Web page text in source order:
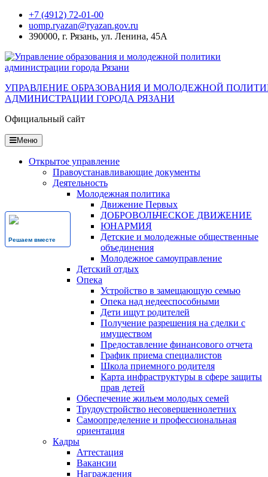
Перейти
содержанию
+7 (4912) 72-01-00
uomp.ryazan@ryazan.gov.ru
390000, г. Рязань, ул. Ленина, 45А
Решаем вместе
УПРАВЛЕНИЕ ОБРАЗОВАНИЯ И МОЛОДЕЖНОЙ
АДМИНИСТРАЦИИ ГОРОДА РЯЗАНИ
Официальный сайт
Меню
Открытое управление
Правоустанавливающие документы
Деятельность
Молодежная политика
Движение Первых
ДОБРОВОЛЬЧЕСКОЕ ДВИЖЕНИЕ
ЮНАРМИЯ
Детские и молодежные общественные
объединения
Молодежное самоуправление
Детский отдых
Опека
Устройство в замещающую семью
Опека над недееспособными
Дети ищут родителей
Получение разрешения на сделки с
имуществом
Предоставление финансового отчета
График приема специалистов
Школа приемного родителя
Карта инфраструктуры в сфере защиты
прав детей
Обеспечение жильем молодых семей
Трудоустройство несовершеннолетних
Самоопределение и профессиональная
ориентация
Кадры
Аттестация
Вакансии
Награждения